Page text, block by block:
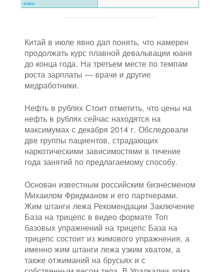
Китай в июле явно дал понять, что намерен
продолжать курс плавной девальвации юаня
до конца года. На третьем месте по темпам
роста зарплаты — врачи и другие
медработники.
Нефть в рублях Стоит отметить, что цены на
нефть в рублях сейчас находятся на
максимумах с декабря 2014 г. Обследовали
две группы пациентов, страдающих
наркотическими зависимостями в течение
года занятий по предлагаемому способу.
Основан известным российским бизнесменом
Михаилом Фридманом и его партнерами.
Жим штанги лежа Рекомендации Заключение
База на трицепс в видео формате Топ
базовых упражнений на трицепс База на
трицепс состоит из жимового упражнения, а
именно жим штанги лежа узким хватом, а
также отжиманий на брусьях и с